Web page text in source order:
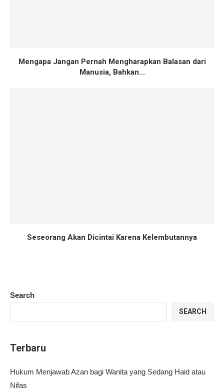
Mengapa Jangan Pernah Mengharapkan Balasan dari
Manusia, Bahkan...
Seseorang Akan Dicintai Karena Kelembutannya
Search
SEARCH
Terbaru
Hukum Menjawab Azan bagi Wanita yang Sedang Haid atau
Nifas